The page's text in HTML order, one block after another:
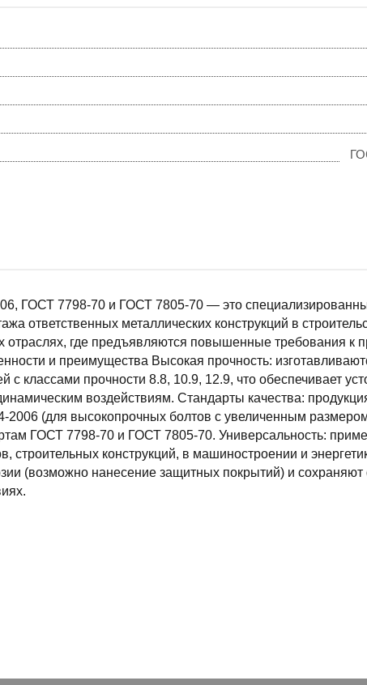
ГОСТ 7798-70 и ГОСТ 7805-70 — это
ответственных металлических конструкций в
отраслях, где предъявляются повышенные требования к
и преимущества Высокая прочность:
с классами прочности 8.8, 10.9, 12.9, что обеспечивает
воздействиям. Стандарты качества:
2006 (для высокопрочных болтов с увеличенным
ГОСТ 7798-70 и ГОСТ 7805-70. Универсальность:
конструкций, в машиностроении и
(возможно нанесение защитных покрытий) и сохраняют